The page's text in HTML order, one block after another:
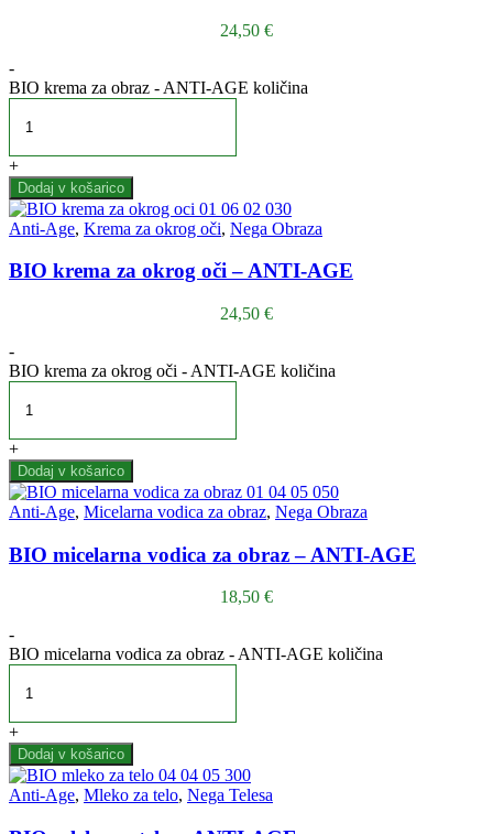
24,50 €
-
BIO krema za obraz - ANTI-AGE količina
+
Dodaj v košarico
Anti-Age, Krema za okrog oči, Nega Obraza
BIO krema za okrog oči – ANTI-AGE
24,50 €
-
BIO krema za okrog oči - ANTI-AGE količina
+
Dodaj v košarico
Anti-Age, Micelarna vodica za obraz, Nega Obraza
BIO micelarna vodica za obraz – ANTI-AGE
18,50 €
-
BIO micelarna vodica za obraz - ANTI-AGE količina
+
Dodaj v košarico
Anti-Age, Mleko za telo, Nega Telesa